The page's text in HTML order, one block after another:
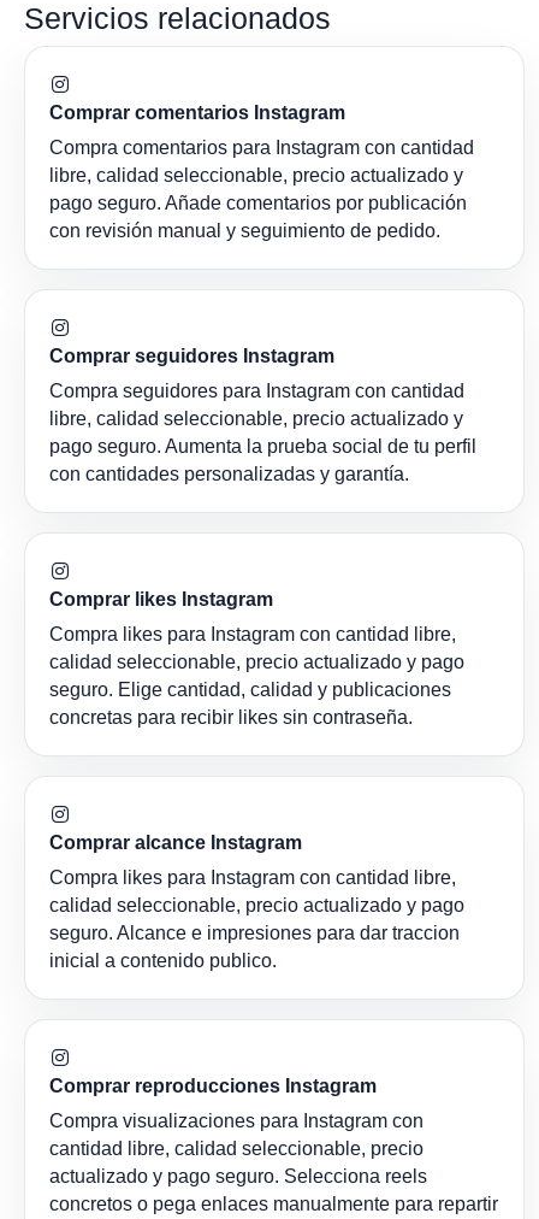
Servicios relacionados
Comprar comentarios Instagram
Compra comentarios para Instagram con cantidad
libre, calidad seleccionable, precio actualizado y
pago seguro. Añade comentarios por publicación
con revisión manual y seguimiento de pedido.
Comprar seguidores Instagram
Compra seguidores para Instagram con cantidad
libre, calidad seleccionable, precio actualizado y
pago seguro. Aumenta la prueba social de tu perfil
con cantidades personalizadas y garantía.
Comprar likes Instagram
Compra likes para Instagram con cantidad libre,
calidad seleccionable, precio actualizado y pago
seguro. Elige cantidad, calidad y publicaciones
concretas para recibir likes sin contraseña.
Comprar alcance Instagram
Compra likes para Instagram con cantidad libre,
calidad seleccionable, precio actualizado y pago
seguro. Alcance e impresiones para dar traccion
inicial a contenido publico.
Comprar reproducciones Instagram
Compra visualizaciones para Instagram con
cantidad libre, calidad seleccionable, precio
actualizado y pago seguro. Selecciona reels
concretos o pega enlaces manualmente para repartir